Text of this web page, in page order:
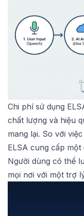
Chi phí sử dụng
chất lượng và hiệu
mang lại. So với
ELSA cung cấp
Người dùng có thể
mọi nơi với một trợ